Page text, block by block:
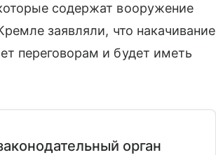
содержат вооружение
заявляли, что накачивание
переговорам и будет иметь
орган